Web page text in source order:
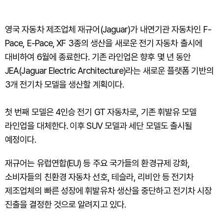
영국 자동차 제조업체 재규어(Jaguar)가 내연기관 자동차인 F-
Pace, E-Pace, XF 3종의 생산을 새로운 전기 자동차 출시에
대비하여 6월에 종료한다. 기존 라인업은 향후 몇 년 동안
JEA(Jaguar Electric Architecture)라는 새로운 플랫폼 기반의
3개 전기차 모델을 생산할 계획이다.
첫 번째 모델은 4인승 전기 GT 자동차로, 기존 휘발유 모델
라인업을 대체한다. 이후 SUV 모델과 세단 모델도 출시될
예정이다.
재규어는 유럽연합(EU) 등 주요 국가들의 환경규제 강화,
소비자들의 친환경 자동차 선호, 테슬라, 리비안 등 전기차
제조업체의 빠른 성장에 휘발유차 생산을 중단하고 전기차 시장
진출을 결정한 것으로 알려지고 있다.